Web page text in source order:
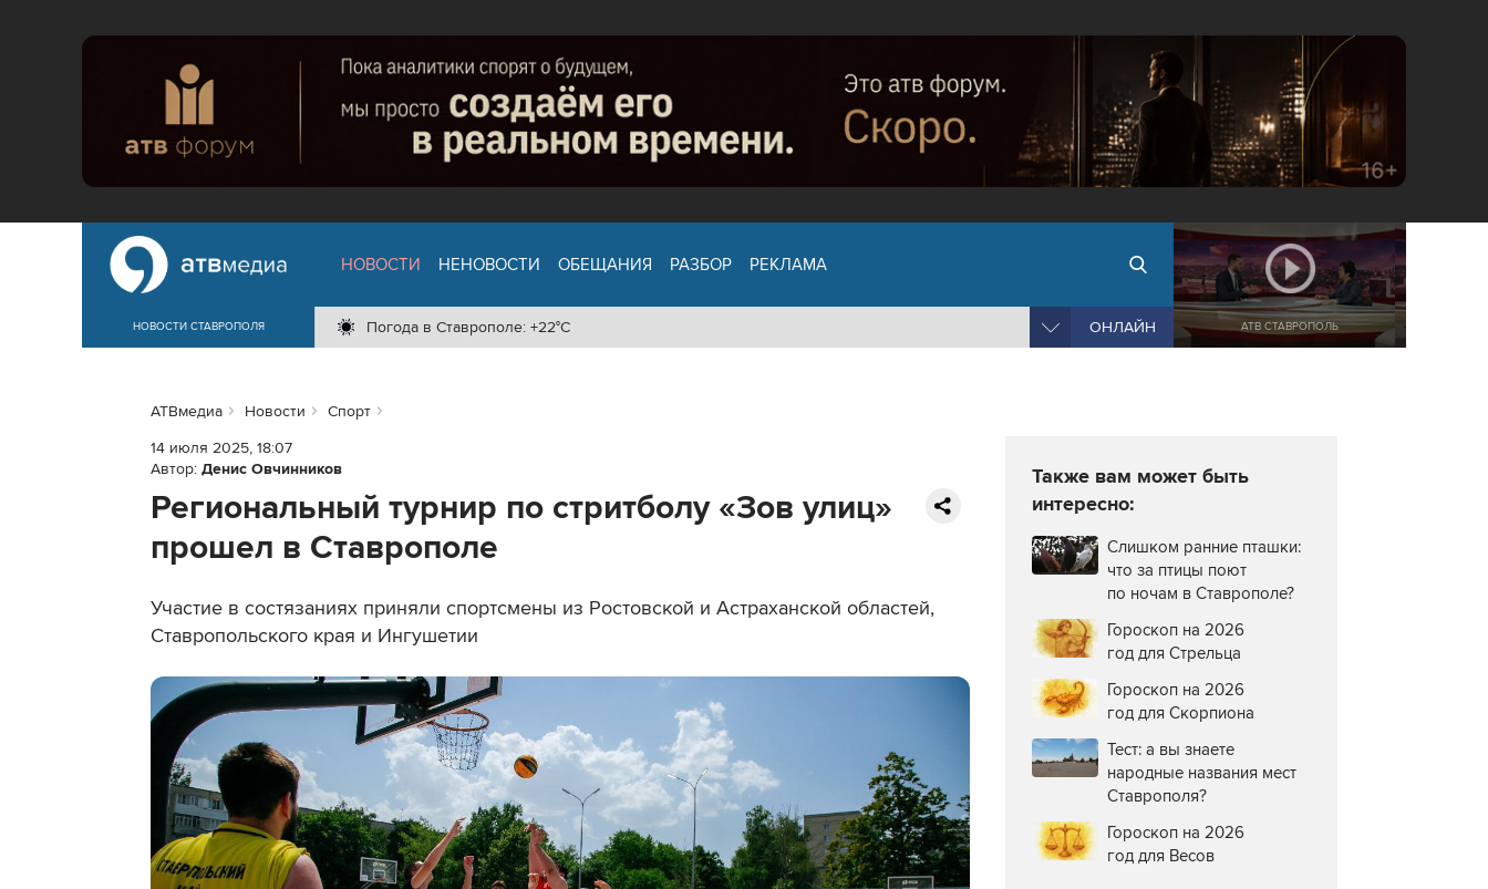
НОВОСТИ СТАВРОПОЛЯ
НОВОСТИ НЕНОВОСТИ ОБЕЩАНИЯ РАЗБОР РЕКЛАМА
Погода в Ставрополе: +22°C ОНЛАЙН АТВ СТАВРОПОЛЬ
АТВмедиа Новости
Спорт
14 июля 2025, 18:07
Автор: Денис Овчинников
Региональный турнир по стритболу «Зов улиц»
прошел в Ставрополе
Участие в состязаниях приняли спортсмены из Ростовской и Астраханской областей,
Ставропольского края и Ингушетии
Также вам может быть
интересно:
Слишком ранние пташки:
что за птицы поют
по ночам в Ставрополе?
Гороскоп на 2026
год для Стрельца
Гороскоп на 2026
год для Скорпиона
Тест: а вы знаете
народные названия мест
Ставрополя?
Гороскоп на 2026
год для Весов